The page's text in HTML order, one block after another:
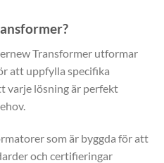
Transformer utformar
att uppfylla specifika
varje lösning är perfekt
som är byggda för att
och certifieringar